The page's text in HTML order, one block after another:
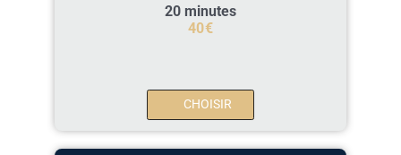
20 minutes
40€
CHOISIR